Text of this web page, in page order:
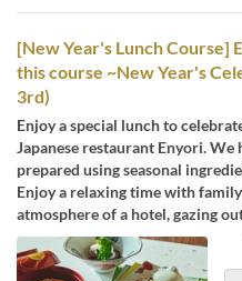
[New Year's Lunch Course]
this course ~New Year's
3rd)
Enjoy a special lunch to
Japanese restaurant Enyori.
prepared using seasonal
Enjoy a relaxing time with
atmosphere of a hotel, gazing